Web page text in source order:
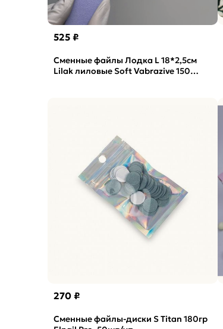
525 ₽
Сменные файлы Лодка L 18*2,5см
Lilak лиловые Soft Vabrazive 150
270 ₽
Сменные файлы-диски S Titan 180гр